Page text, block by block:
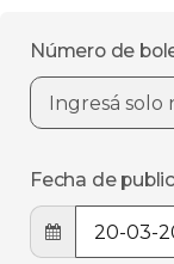
Número de
Fecha de